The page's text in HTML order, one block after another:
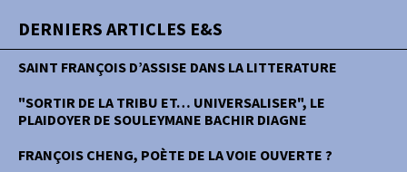
DERNIERS ARTICLES E&S
SAINT FRANÇOIS D’ASSISE DANS LA LITTERATURE
"SORTIR DE LA TRIBU ET… UNIVERSALISER", LE
PLAIDOYER DE SOULEYMANE BACHIR DIAGNE
FRANÇOIS CHENG, POÈTE DE LA VOIE OUVERTE ?